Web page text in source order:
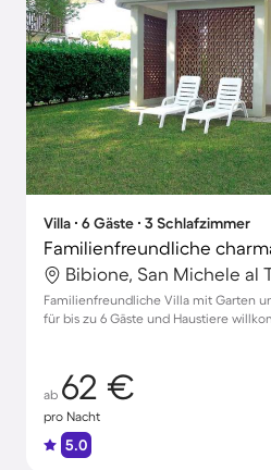
Villa ∙ 6 Gäste ∙ 3 Schlafzimmer
Bibione, San Michele al
Familienfreundliche Villa mit Garten
für bis zu 6 Gäste und Haustiere
ab 62 €
pro Nacht
5.0